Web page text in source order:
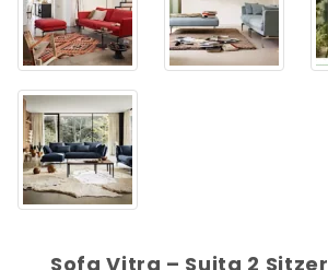
Sofa Vitra – Suita 2 Sitzer